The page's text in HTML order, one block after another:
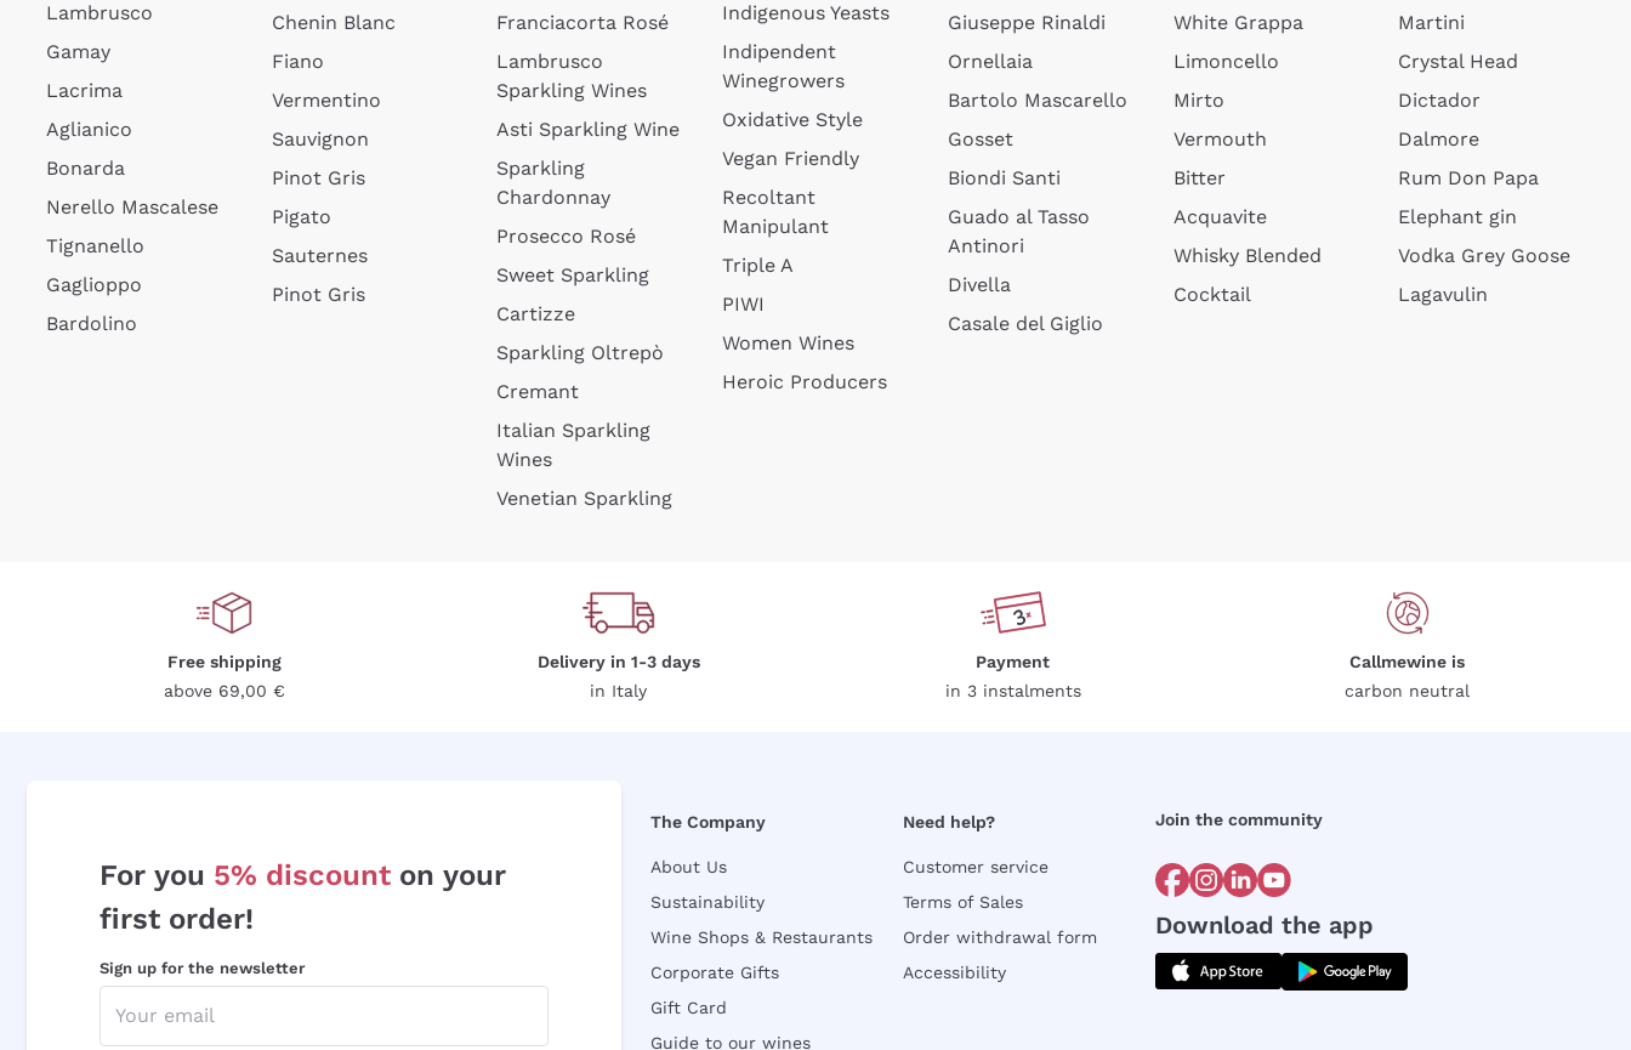
Lambrusco
Gamay
Lacrima
Aglianico
Bonarda
Nerello Mascalese
Tignanello
Gaglioppo
Bardolino
Chenin Blanc
Fiano
Vermentino
Sauvignon
Pinot Gris
Pigato
Sauternes
Pinot Gris
Franciacorta Rosé
Lambrusco
Sparkling Wines
Asti Sparkling Wine
Sparkling
Chardonnay
Prosecco Rosé
Sweet Sparkling
Cartizze
Sparkling Oltrepò
Cremant
Italian Sparkling
Wines
Venetian Sparkling
Indigenous Yeasts
Indipendent
Winegrowers
Oxidative Style
Vegan Friendly
Recoltant
Manipulant
Triple A
PIWI
Women Wines
Heroic Producers
Giuseppe Rinaldi
Ornellaia
Bartolo Mascarello
Gosset
Biondi Santi
Guado al Tasso
Antinori
Divella
Casale del Giglio
White Grappa
Limoncello
Mirto
Vermouth
Bitter
Acquavite
Whisky Blended
Cocktail
Martini
Crystal Head
Dictador
Dalmore
Rum Don Papa
Elephant gin
Vodka Grey Goose
Lagavulin
Free shipping
above 69,00 €
Delivery in 1-3 days
in Italy
Payment
in 3 instalments
Callmewine is
carbon neutral
For you 5% discount on your
first order!
Sign up for the newsletter
The Company
About Us
Sustainability
Wine Shops & Restaurants
Corporate Gifts
Gift Card
Guide to our wines
Need help?
Customer service
Terms of Sales
Order withdrawal form
Accessibility
Join the community
Download the app